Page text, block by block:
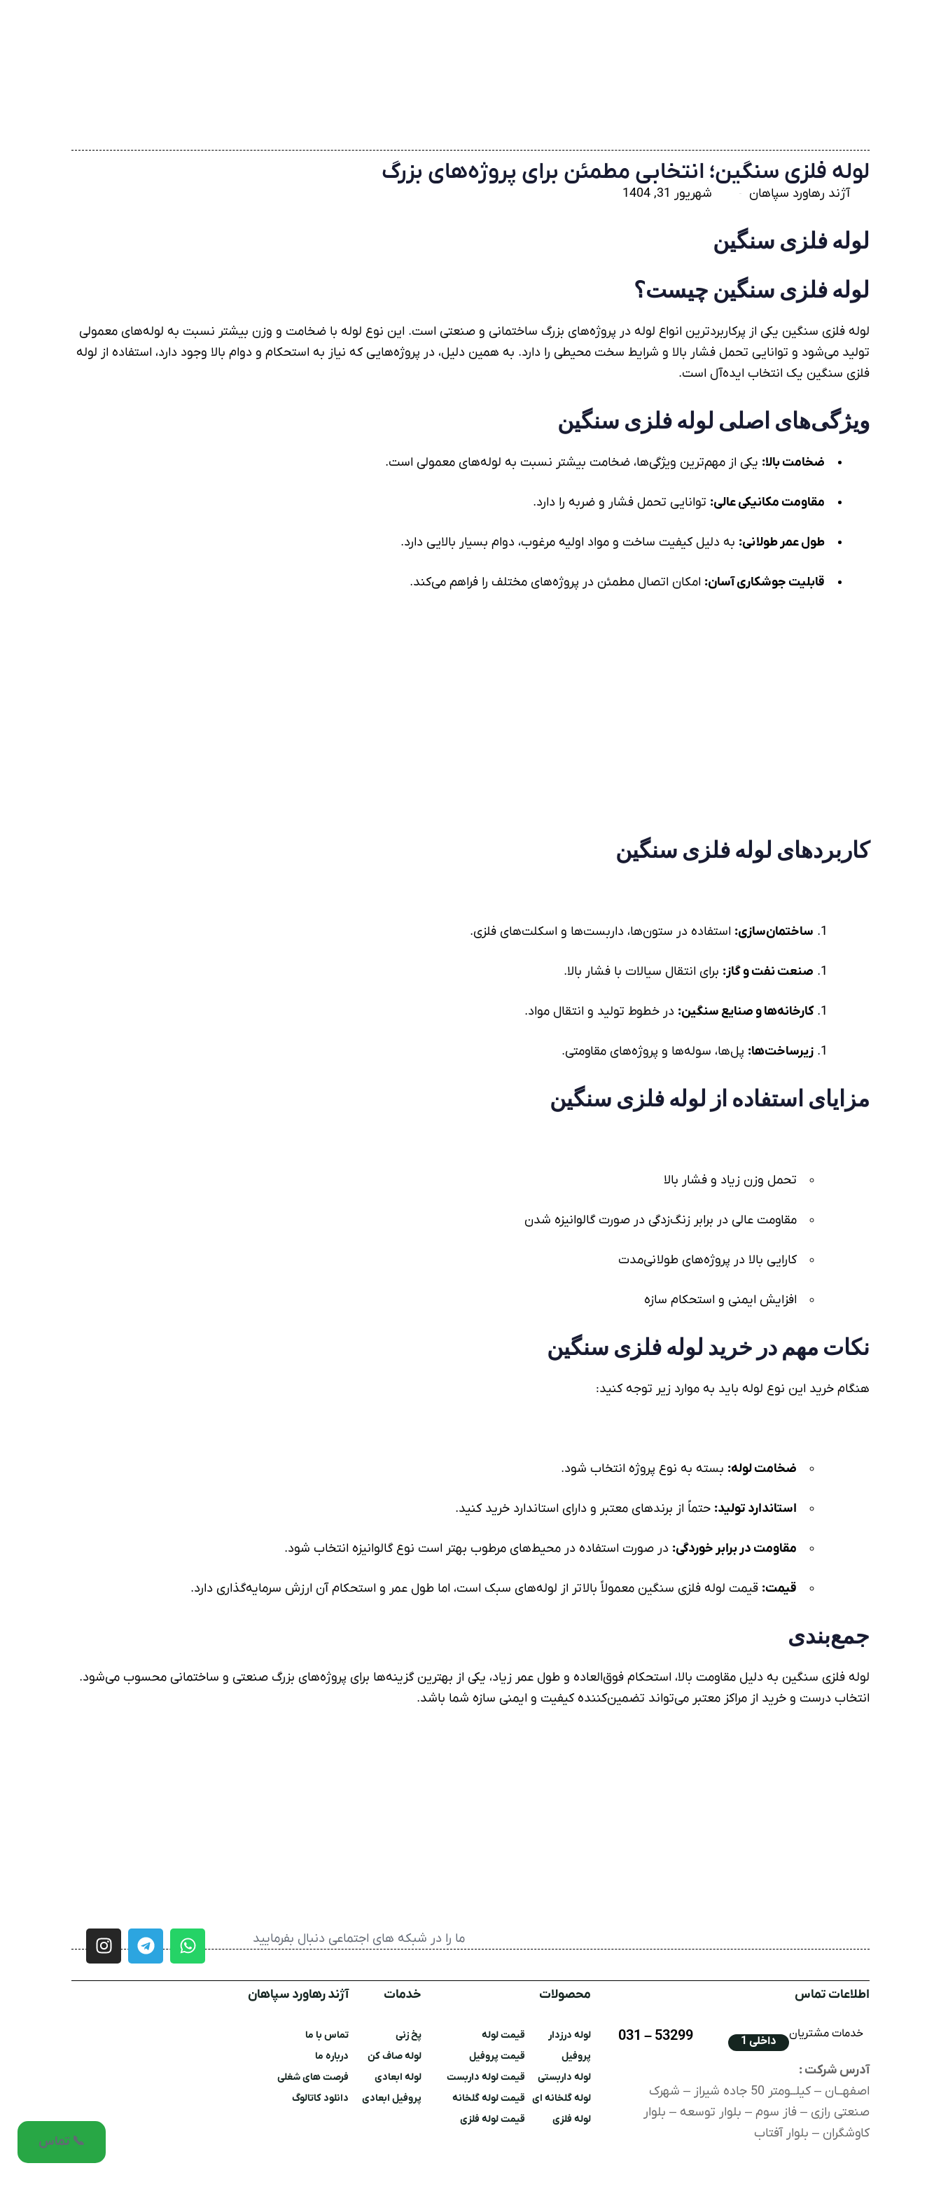
لوله فلزی سنگین؛ انتخابی مطمئن برای پروژه‌های بزرگ
آژند رهاورد سپاهان شهریور 31, 1404
لوله فلزی سنگین
لوله فلزی سنگین چیست؟
لوله فلزی سنگین یکی از پرکاربردترین انواع لوله در پروژه‌های بزرگ ساختمانی و صنعتی است. این نوع لوله با ضخامت و وزن بیشتر نسبت به لوله‌های معمولی
تولید می‌شود و توانایی تحمل فشار بالا و شرایط سخت محیطی را دارد. به همین دلیل، در پروژه‌هایی که نیاز به استحکام و دوام بالا وجود دارد، استفاده از لوله
فلزی سنگین یک انتخاب ایده‌آل است.
ویژگی‌های اصلی لوله فلزی سنگین
ضخامت بالا: یکی از مهم‌ترین ویژگی‌ها، ضخامت بیشتر نسبت به لوله‌های معمولی است.
مقاومت مکانیکی عالی: توانایی تحمل فشار و ضربه را دارد.
طول عمر طولانی: به دلیل کیفیت ساخت و مواد اولیه مرغوب، دوام بسیار بالایی دارد.
قابلیت جوشکاری آسان: امکان اتصال مطمئن در پروژه‌های مختلف را فراهم می‌کند.
کاربردهای لوله فلزی سنگین
ساختمان‌سازی: استفاده در ستون‌ها، داربست‌ها و اسکلت‌های فلزی.
صنعت نفت و گاز: برای انتقال سیالات با فشار بالا.
کارخانه‌ها و صنایع سنگین: در خطوط تولید و انتقال مواد.
زیرساخت‌ها: پل‌ها، سوله‌ها و پروژه‌های مقاومتی.
مزایای استفاده از لوله فلزی سنگین
تحمل وزن زیاد و فشار بالا
مقاومت عالی در برابر زنگ‌زدگی در صورتگالوانیزه شدن
کارایی بالا در پروژه‌های طولانی‌مدت
افزایش ایمنی و استحکام سازه
نکات مهم در خرید لوله فلزی سنگین
هنگام خرید این نوع لوله باید به موارد زیر توجه کنید:
ضخامت لوله: بسته به نوع پروژه انتخاب شود.
استاندارد تولید: حتماً از برندهای معتبر و دارای استاندارد خرید کنید.
مقاومت در برابر خوردگی: در صورت استفاده در محیط‌های مرطوب بهتر است نوع گالوانیزه انتخاب شود.
قیمت: قیمت لوله فلزی سنگین معمولاً بالاتر از لوله‌های سبک است، اما طول عمر و استحکام آن ارزش سرمایه‌گذاری دارد.
جمع‌بندی
لوله فلزی سنگین به دلیل مقاومت بالا، استحکام فوق‌العاده و طول عمر زیاد، یکی از بهترین گزینه‌ها برای پروژه‌های بزرگ صنعتی و ساختمانی محسوب می‌شود.
انتخاب درست و خرید از مراکز معتبر می‌تواند تضمین‌کننده کیفیت و ایمنی سازه شما باشد.
ما را در شبکه های اجتماعی دنبال بفرمایید
اطلاعات تماس
خدمات مشتریان 53299 – 031 داخلی 1
آدرس شرکت :
اصفهــان – کیلــومتر 50 جاده شیراز – شهرک
صنعتی رازی – فاز سوم – بلوار توسعه – بلوار
کاوشگران – بلوار آفتاب
محصولات
لوله درزدار
پروفیل
لوله داربستی
لوله گلخانه ای
لوله فلزی
قیمت لوله
قیمت پروفیل
قیمت لوله داربست
قیمت لوله گلخانه
قیمت لوله فلزی
خدمات
پخ زنی
لوله صاف کن
لوله ابعادی
پروفیل ابعادی
آژند رهاورد سپاهان
تماس با ما
درباره ما
فرصت های شغلی
دانلود کاتالوگ
📞 تماس